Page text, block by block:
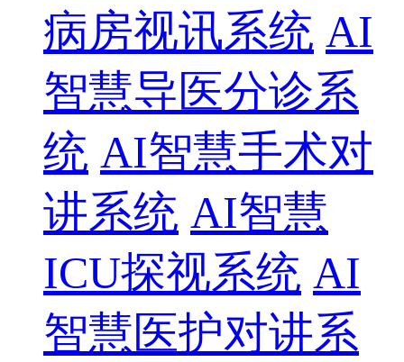
病房视讯系统 AI
智慧导医分诊系
统 AI智慧手术对
讲系统 AI智慧
ICU探视系统 AI
智慧医护对讲系